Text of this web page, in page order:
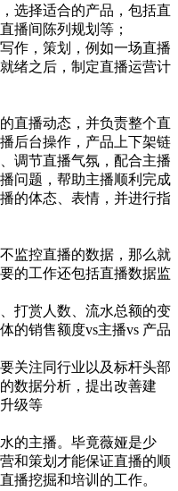
选择适合的产品，包括直
播间陈列规划等；
作，策划，例如一场直播
绪之后，制定直播运营计
直播动态，并负责整个直
后台操作，产品上下架链
调节直播气氛，配合主播
问题，帮助主播顺利完成
的体态、表情，并进行指
监控直播的数据，那么就
的工作还包括直播数据监
打赏人数、流水总额的变
的销售额度vs主播vs 产品
关注同行业以及标杆头部
数据分析，提出改善建
级等
的主播。毕竟薇娅是少
和策划才能保证直播的顺
播挖掘和培训的工作。